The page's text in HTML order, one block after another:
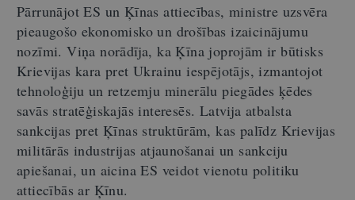
Pārrunājot ES un Ķīnas attiecības, ministre uzsvēra
pieaugošo ekonomisko un drošības izaicinājumu
nozīmi. Viņa norādīja, ka Ķīna joprojām ir būtisks
Krievijas kara pret Ukrainu iespējotājs, izmantojot
tehnoloģiju un retzemju minerālu piegādes ķēdes
savās stratēģiskajās interesēs. Latvija atbalsta
sankcijas pret Ķīnas struktūrām, kas palīdz Krievijas
militārās industrijas atjaunošanai un sankciju
apiešanai, un aicina ES veidot vienotu politiku
attiecībās ar Ķīnu.